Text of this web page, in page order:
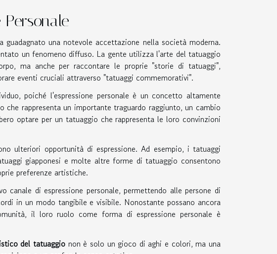
una notevole accettazione nella società moderna.
un fenomeno diffuso. La gente utilizza l'arte del tatuaggio
ma anche per raccontare le proprie "storie di tatuaggi",
eventi cruciali attraverso "tatuaggi commemorativi".
poiché l'espressione personale è un concetto altamente
che rappresenta un importante traguardo raggiunto, un cambio
optare per un tatuaggio che rappresenta le loro convinzioni
ulteriori opportunità di espressione. Ad esempio, i tatuaggi
giapponesi e molte altre forme di tatuaggio consentono
preferenze artistiche.
di espressione personale, permettendo alle persone di
in un modo tangibile e visibile. Nonostante possano ancora
il loro ruolo come forma di espressione personale è
del tatuaggio non è solo un gioco di aghi e colori, ma una